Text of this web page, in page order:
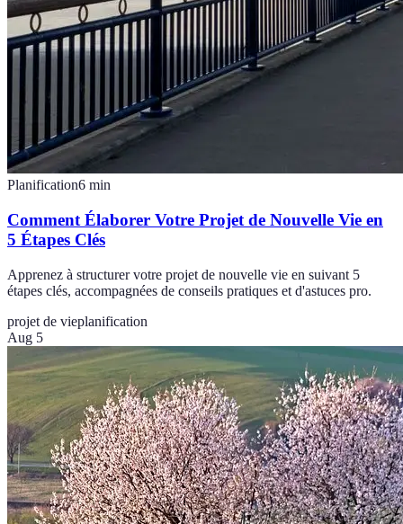
Planification6 min
Comment Élaborer Votre Projet de Nouvelle Vie en
5 Étapes Clés
Apprenez à structurer votre projet de nouvelle vie en suivant 5
étapes clés, accompagnées de conseils pratiques et d'astuces pro.
projet de vieplanification
Aug 5